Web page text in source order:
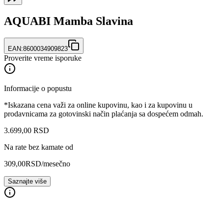
AQUABI Mamba Slavina
EAN:8600034909823
Proverite vreme isporuke
Informacije o popustu
*Iskazana cena važi za online kupovinu, kao i za kupovinu u
prodavnicama za gotovinski način plaćanja sa dospećem odmah.
3.699,00 RSD
Na rate bez kamate od
309,00RSD/mesečno
Saznajte više